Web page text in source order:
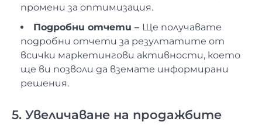
промени за оптимизация.
Подробни отчети – Ще получавате
подробни отчети за резултатите от
всички маркетингови активности, което
ще ви позволи да вземате информирани
решения.
5. Увеличаване на продажбите